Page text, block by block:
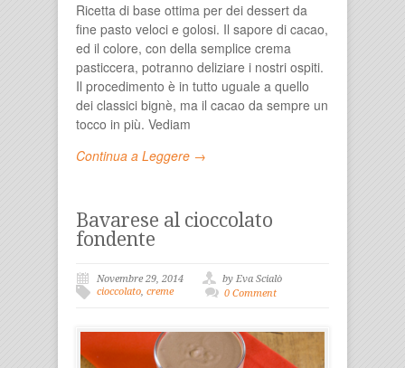
Ricetta di base ottima per dei dessert da
fine pasto veloci e golosi. Il sapore di cacao,
ed il colore, con della semplice crema
pasticcera, potranno deliziare i nostri ospiti.
Il procedimento è in tutto uguale a quello
dei classici bignè, ma il cacao da sempre un
tocco in più. Vediam
Continua a Leggere →
Bavarese al cioccolato
fondente
Novembre 29, 2014
by Eva Scialò
cioccolato, creme 0 Comment